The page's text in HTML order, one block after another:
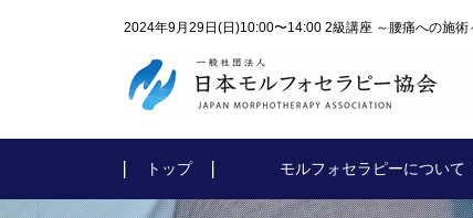
2024年9月29日(日)10:00〜14:00 2級講座 ～腰痛への施
トップ モルフォセラピーについて